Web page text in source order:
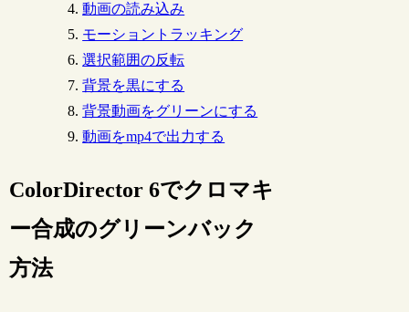
動画の読み込み
モーショントラッキング
選択範囲の反転
背景を黒にする
背景動画をグリーンにする
動画をmp4で出力する
ColorDirector 6でクロマキ
ー合成のグリーンバック
方法